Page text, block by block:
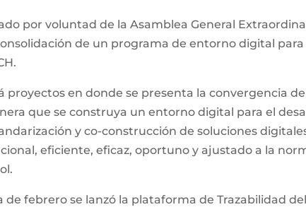
por voluntad de la Asamblea General
de un programa de entorno digital
proyectos en donde se presenta la convergencia
que se construya un entorno digital para el
y co-construcción de soluciones
eficiente, eficaz, oportuno y ajustado a la
de febrero se lanzó la plataforma de Trazabilidad